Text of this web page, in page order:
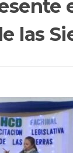
las